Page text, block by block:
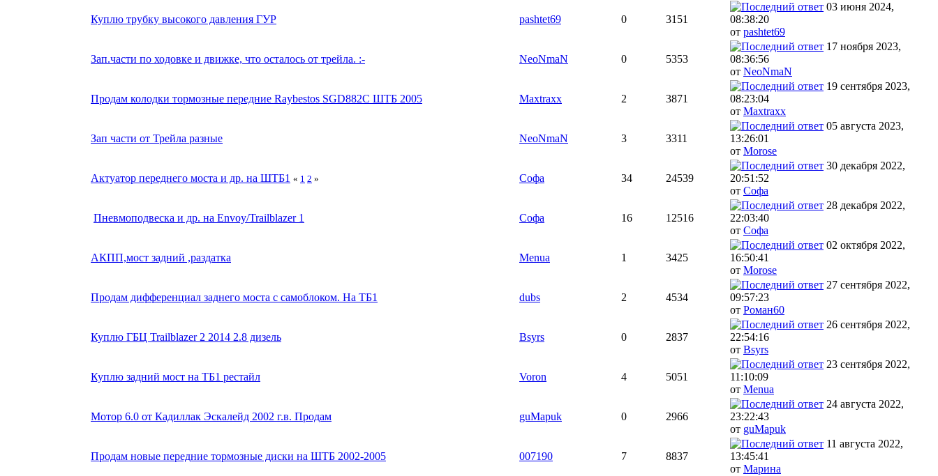
Куплю трубку высокого давления ГУР pashtet69 0 3151
03 июня 2024,
08:38:20
от pashtet69
Зап.части по ходовке и движке, что осталось от трейла. :- NeoNmaN 0 5353
17 ноября 2023,
08:36:56
от NeoNmaN
Продам колодки тормозные передние Raybestos SGD882C ШТБ 2005 Maxtraxx 2 3871
19 сентября 2023,
08:23:04
от Maxtraxx
Зап части от Трейла разные NeoNmaN 3 3311
05 августа 2023,
13:26:01
от Morose
Актуатор переднего моста и др. на ШТБ1 « 1 2 » Софа 34 24539
30 декабря 2022,
20:51:52
от Софа
Пневмоподвеска и др. на Envoy/Trailblazer 1 Софа 16 12516
28 декабря 2022,
22:03:40
от Софа
АКПП,мост задний ,раздатка Menua 1 3425
02 октября 2022,
16:50:41
от Morose
Продам дифференциал заднего моста с самоблоком. На ТБ1 dubs 2 4534
27 сентября 2022,
09:57:23
от Роман60
Куплю ГБЦ Trailblazer 2 2014 2.8 дизель Bsyrs 0 2837
26 сентября 2022,
22:54:16
от Bsyrs
Куплю задний мост на ТБ1 рестайл Voron 4 5051
23 сентября 2022,
11:10:09
от Menua
Мотор 6.0 от Кадиллак Эскалейд 2002 г.в. Продам guMapuk 0 2966
24 августа 2022,
23:22:43
от guMapuk
Продам новые передние тормозные диски на ШТБ 2002-2005 007190 7 8837
11 августа 2022,
13:45:41
от Марина